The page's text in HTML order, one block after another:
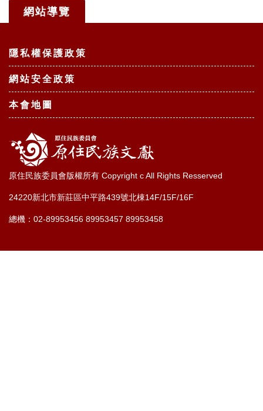
網站導覽
隱私權保護政策
網站安全政策
本會地圖
原住民族委員會版權所有 Copyright c All Rights Resserved
24220新北市新莊區中平路439號北棟14F/15F/16F
總機：02-89953456 89953457 89953458